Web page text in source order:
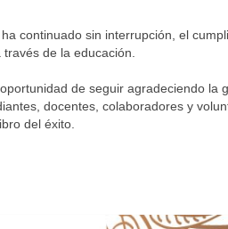
ha continuado sin interrupción, el
de la educación.
de seguir agradeciendo la
docentes, colaboradores y
del éxito.